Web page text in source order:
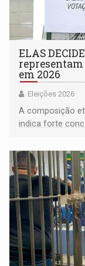
ELAS
representam
em 2026
Eleições 2026
A composição
indica forte